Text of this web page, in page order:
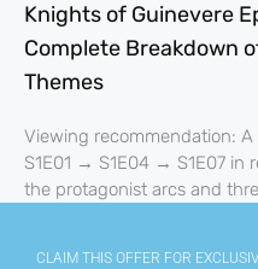
Knights of Guinevere
Complete Breakdown
Themes
Viewing recommendation:
S1E01 → S1E04 → S1E07 in
the protagonist arcs and
CLAIM THIS OFFER FOR